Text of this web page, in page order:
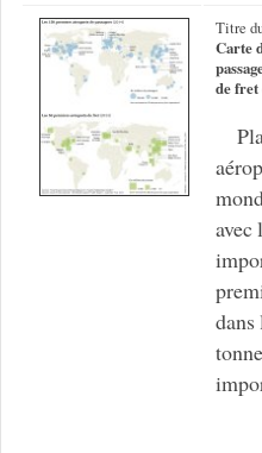
Titre
Carte
de fret
avec